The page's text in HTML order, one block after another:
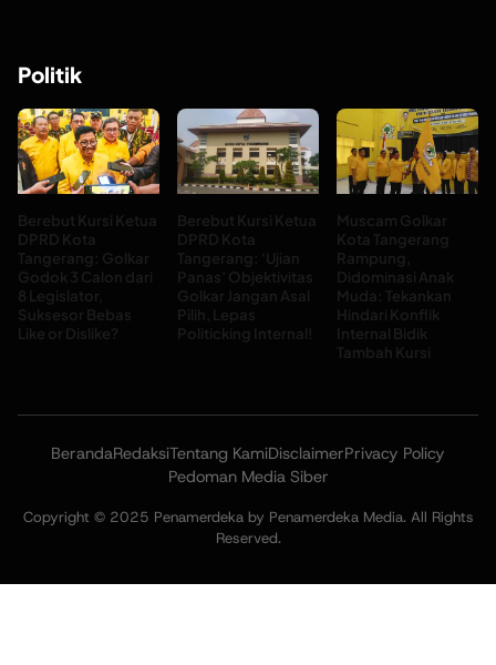
Politik
Berebut Kursi Ketua
DPRD Kota
Tangerang: Golkar
Godok 3 Calon dari
8 Legislator,
Suksesor Bebas
Like or Dislike?
Berebut Kursi Ketua
DPRD Kota
Tangerang: ‘Ujian
Panas’ Objektivitas
Golkar Jangan Asal
Pilih, Lepas
Politicking Internal!
Muscam Golkar
Kota Tangerang
Rampung,
Didominasi Anak
Muda: Tekankan
Hindari Konflik
Internal Bidik
Tambah Kursi
BerandaRedaksiTentang KamiDisclaimerPrivacy Policy
Pedoman Media Siber
Copyright © 2025 Penamerdeka by Penamerdeka Media. All Rights
Reserved.